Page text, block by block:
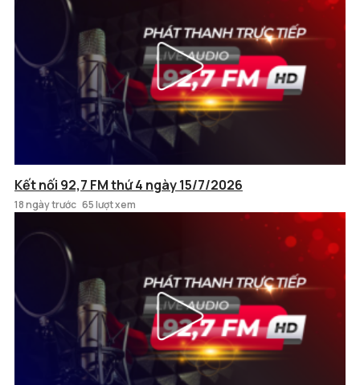
Kết nối 92,7 FM thứ 4 ngày 15/7/2026
18 ngày trước 65 lượt xem